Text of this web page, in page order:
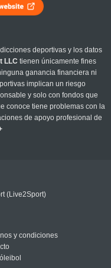
deportivas y los datos
LLC tienen únicamente fines
ganancia financiera ni
implican un riesgo
y solo con fondos que
conoce tiene problemas con la
de apoyo profesional de
(Live2Sport)
y condiciones